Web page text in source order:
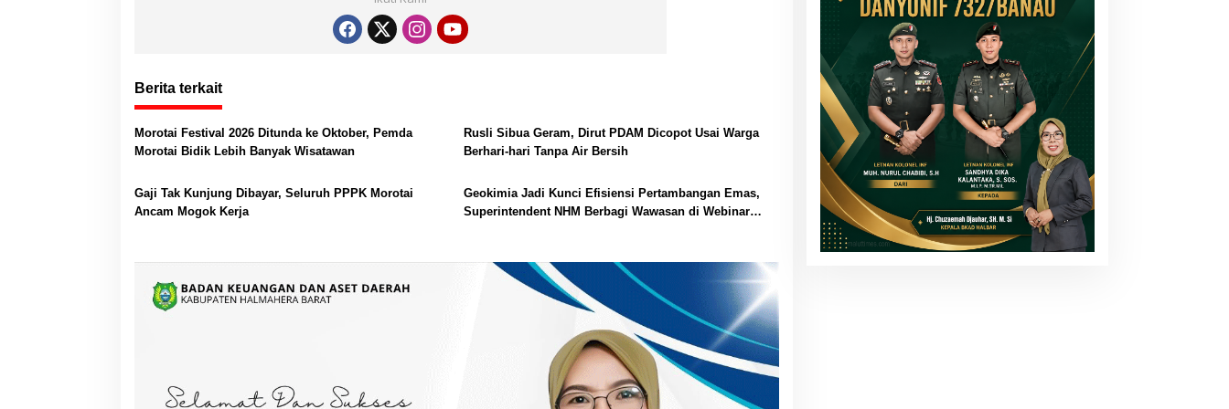
Berita terkait
Morotai Festival 2026 Ditunda ke Oktober, Pemda
Morotai Bidik Lebih Banyak Wisatawan
Rusli Sibua Geram, Dirut PDAM Dicopot Usai Warga
Berhari-hari Tanpa Air Bersih
Gaji Tak Kunjung Dibayar, Seluruh PPPK Morotai
Ancam Mogok Kerja
Geokimia Jadi Kunci Efisiensi Pertambangan Emas,
Superintendent NHM Berbagi Wawasan di Webinar